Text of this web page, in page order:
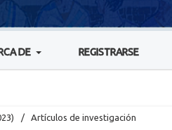
DE REGISTRARSE
/ Artículos de investigación